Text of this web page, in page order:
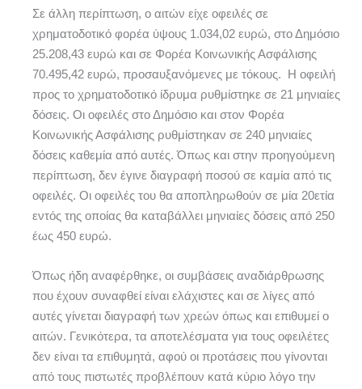
Σε άλλη περίπτωση, ο αιτών είχε οφειλές σε
χρηματοδοτικό φορέα ύψους 1.034,02 ευρώ, στο Δημόσιο
25.208,43 ευρώ και σε Φορέα Κοινωνικής Ασφάλισης
70.495,42 ευρώ, προσαυξανόμενες με τόκους. Η οφειλή
προς το χρηματοδοτικό ίδρυμα ρυθμίστηκε σε 21 μηνιαίες
δόσεις. Οι οφειλές στο Δημόσιο και στον Φορέα
Κοινωνικής Ασφάλισης ρυθμίστηκαν σε 240 μηνιαίες
δόσεις καθεμία από αυτές. Όπως και στην προηγούμενη
περίπτωση, δεν έγινε διαγραφή ποσού σε καμία από τις
οφειλές. Οι οφειλές του θα αποπληρωθούν σε μία 20ετία
εντός της οποίας θα καταβάλλει μηνιαίες δόσεις από 250
έως 450 ευρώ.
Όπως ήδη αναφέρθηκε, οι συμβάσεις αναδιάρθρωσης
που έχουν συναφθεί είναι ελάχιστες και σε λίγες από
αυτές γίνεται διαγραφή των χρεών όπως και επιθυμεί ο
αιτών. Γενικότερα, τα αποτελέσματα για τους οφειλέτες
δεν είναι τα επιθυμητά, αφού οι προτάσεις που γίνονται
από τους πιστωτές προβλέπουν κατά κύριο λόγο την